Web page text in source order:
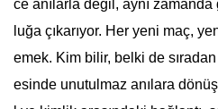
ce anılarla değil, aynı
luğa çıkarıyor. Her yeni maç,
emek. Kim bilir, belki de
esinde unutulmaz anılara